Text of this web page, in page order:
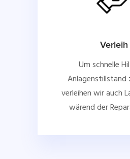
Verleih
Um schnelle
Anlagenstillstand
verleihen wir auch
wärend der